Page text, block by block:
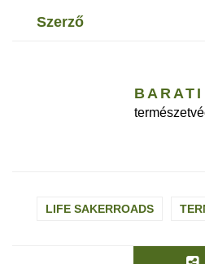
szerző
LIFE SAKERROADS